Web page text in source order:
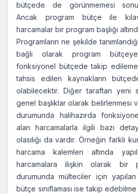
bütçede de görünmemesi
Ancak program bütçe ile
harcamalar bir program başlığı
Programların ne şekilde
bağlı olarak program
fonksiyonel bütçede takip
tahsis edilen kaynakların
olabilecektir. Diğer taraftan yeni
genel başlıklar olarak belirlenmesi ve
durumunda halihazırda
alan harcamalarla ilgili bazı
olasılığı da vardır. Örneğin farklı
harcama kalemleri altında
harcamalara ilişkin olarak bir
durumunda mülteciler için
bütçe sınıflaması ise takip